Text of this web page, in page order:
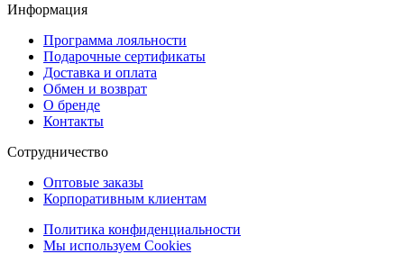
Информация
Программа лояльности
Подарочные сертификаты
Доставка и оплата
Обмен и возврат
О бренде
Контакты
Сотрудничество
Оптовые заказы
Корпоративным клиентам
Политика конфиденциальности
Мы используем Cookies